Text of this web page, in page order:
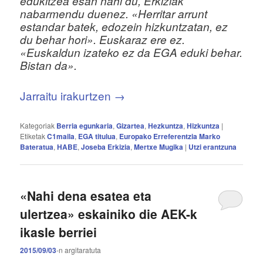
nabarmendu duenez. «Herritar arrunt
estandar batek, edozein hizkuntzatan, ez
du behar hori». Euskaraz ere ez.
«Euskaldun izateko ez da EGA eduki behar.
Bistan da».
Jarraitu irakurtzen →
Kategoriak Berria egunkaria,Gizartea,Hezkuntza,Hizkuntza |
EtiketakC1maila, EGA titulua, Europako Erreferentzia Marko
Bateratua,HABE,Joseba Erkizia,Mertxe Mugika | Utzi erantzuna
«Nahi dena esatea eta
ulertzea» eskainiko die AEK-k
ikasle berriei
2015/09/03-nargitaratuta